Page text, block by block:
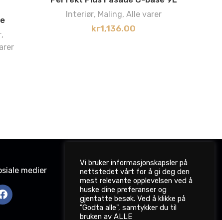
,
Interiør, Maling, Alle varer
kr1,136.00
medier
Vi bruker informasjonskapsler på
nettstedet vårt for å gi deg den
mest relevante opplevelsen ved å
huske dine preferanser og
gjentatte besøk. Ved å klikke på
"Godta alle", samtykker du til
bruken av ALLE